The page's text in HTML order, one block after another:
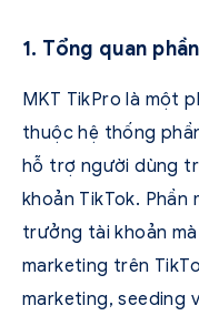
1. Tổng quan
MKT TikPro là một
thuộc hệ thống
hỗ trợ người dùng
khoản TikTok. Phần
trưởng tài khoản
marketing trên
marketing, seeding